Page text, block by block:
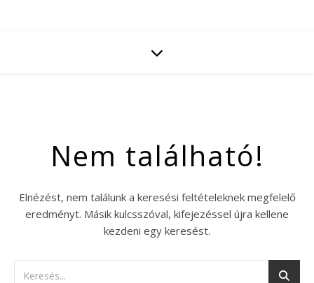
Nem található!
Elnézést, nem találunk a keresési feltételeknek megfelelő
eredményt. Másik kulcsszóval, kifejezéssel újra kellene
kezdeni egy keresést.